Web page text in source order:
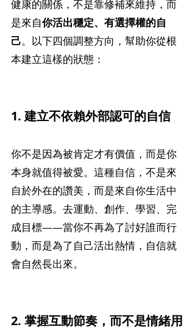
健康的關係，不是靠修補來維持，而
是來自你活出穩定、有選擇權的自
己。以下四個調整方向，幫助你從根
本建立這樣的狀態：
1. 建立不依賴外部認可的自信
你不是因為被肯定才有價值，而是你
本身就值得被愛。這種自信，不是來
自於外在的讚美，而是來自你生活中
的主導感。去運動、創作、學習、完
成目標——當你不再為了討好誰而行
動，而是為了自己活出熱情，自信就
會自然長出來。
2. 掌握互動節奏，而不是情緒用